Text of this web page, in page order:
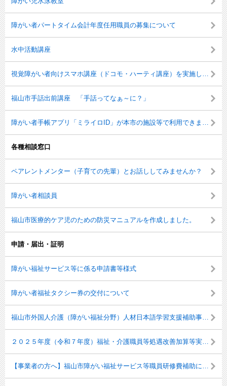
障がい者パートタイム会計年度任用職員の募集について
水中活動講座
視覚障がい者向けスマホ講座（ドコモ・ハーティ講座）を実施しました
福山市手話出前講座 「手話ってなぁ～に？」
障がい者手帳アプリ「ミライロID」が本市の施設等で利用できます。
各種相談窓口
ペアレントメンター（子育ての先輩）とお話ししてみませんか？
障がい者相談員
福山市医療的ケア児のための防災マニュアルを作成しました。
申請・届出・証明
障がい福祉サービス等に係る申請書等様式
障がい者福祉タクシー券の交付について
福山市外国人介護（障がい福祉分野）人材日本語学習支援補助事業について
２０２５年度（令和７年度）福祉・介護職員等処遇改善加算等実績報告について
【事業者の方へ】福山市障がい福祉サービス等職員研修費補助について